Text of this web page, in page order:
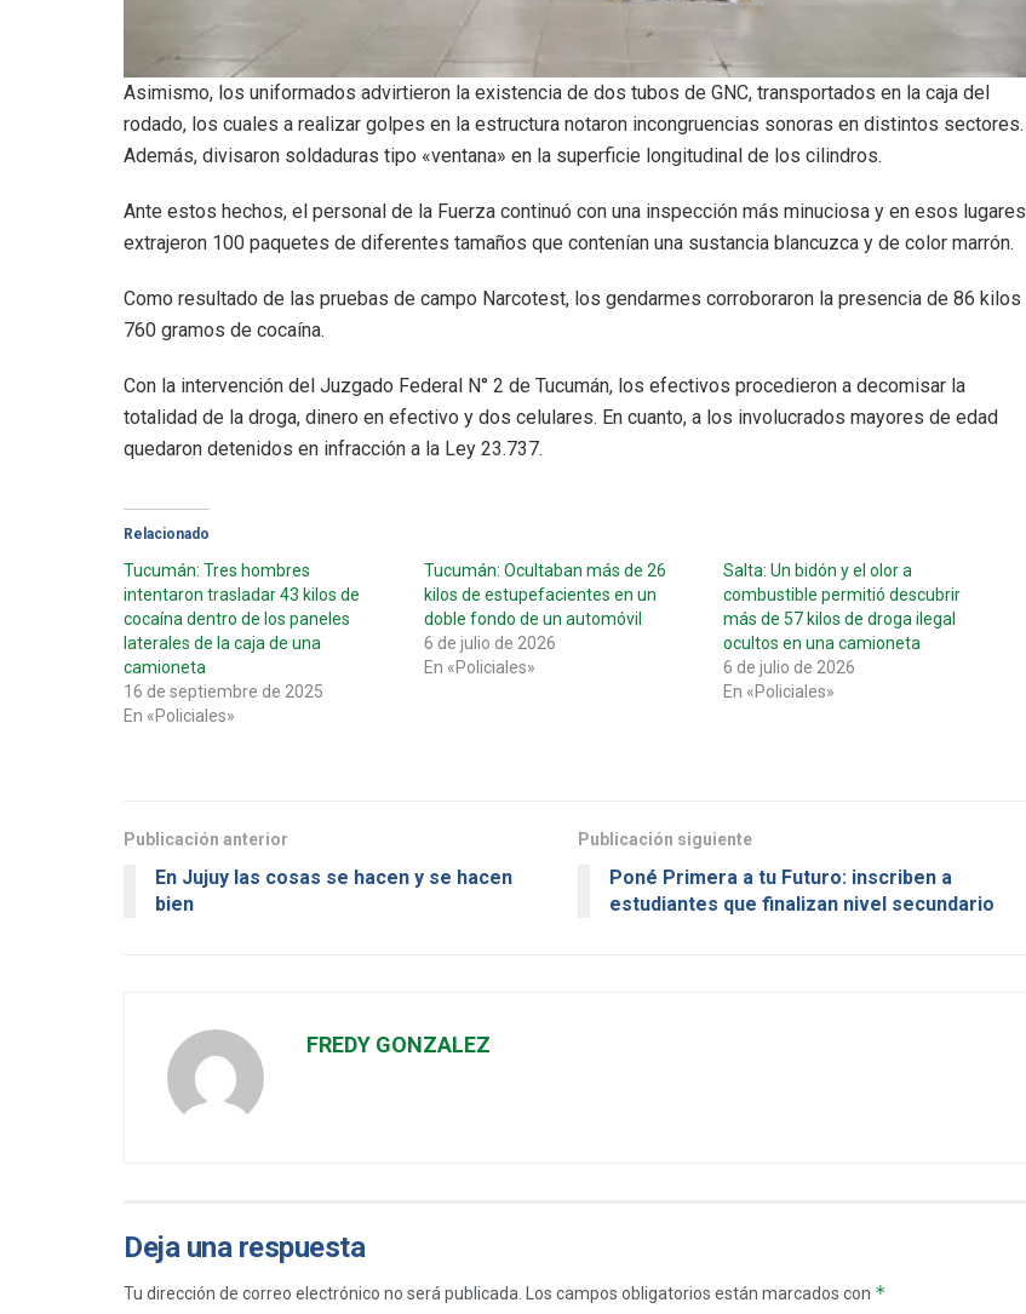
Asimismo, los uniformados advirtieron la existencia de dos tubos de GNC, transportados en la caja del
rodado, los cuales a realizar golpes en la estructura notaron incongruencias sonoras en distintos sectores.
Además, divisaron soldaduras tipo «ventana» en la superficie longitudinal de los cilindros.
Ante estos hechos, el personal de la Fuerza continuó con una inspección más minuciosa y en esos lugares
extrajeron 100 paquetes de diferentes tamaños que contenían una sustancia blancuzca y de color marrón.
Como resultado de las pruebas de campo Narcotest, los gendarmes corroboraron la presencia de 86 kilos
760 gramos de cocaína.
Con la intervención del Juzgado Federal N° 2 de Tucumán, los efectivos procedieron a decomisar la
totalidad de la droga, dinero en efectivo y dos celulares. En cuanto, a los involucrados mayores de edad
quedaron detenidos en infracción a la Ley 23.737.
Relacionado
Tucumán: Tres hombres
intentaron trasladar 43 kilos de
cocaína dentro de los paneles
laterales de la caja de una
camioneta
16 de septiembre de 2025
En «Policiales»
Tucumán: Ocultaban más de 26
kilos de estupefacientes en un
doble fondo de un automóvil
6 de julio de 2026
En «Policiales»
Salta: Un bidón y el olor a
combustible permitió descubrir
más de 57 kilos de droga ilegal
ocultos en una camioneta
6 de julio de 2026
En «Policiales»
Publicación anterior
En Jujuy las cosas se hacen y se hacen
bien
Publicación siguiente
Poné Primera a tu Futuro: inscriben a
estudiantes que finalizan nivel secundario
FREDY GONZALEZ
Deja una respuesta
Tu dirección de correo electrónico no será publicada. Los campos obligatorios están marcados con *